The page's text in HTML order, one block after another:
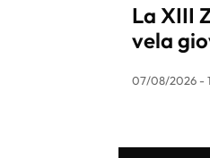
La XIII
vela
07/08/2026 -